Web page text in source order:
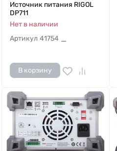
Источник питания RIGOL
DP711
Нет в наличии
Артикул 41754 —
В корзину